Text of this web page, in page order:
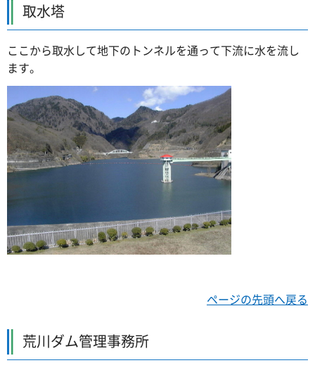
取水塔
ここから取水して地下のトンネルを通って下流に水を流し
ます。
ページの先頭へ戻る
荒川ダム管理事務所